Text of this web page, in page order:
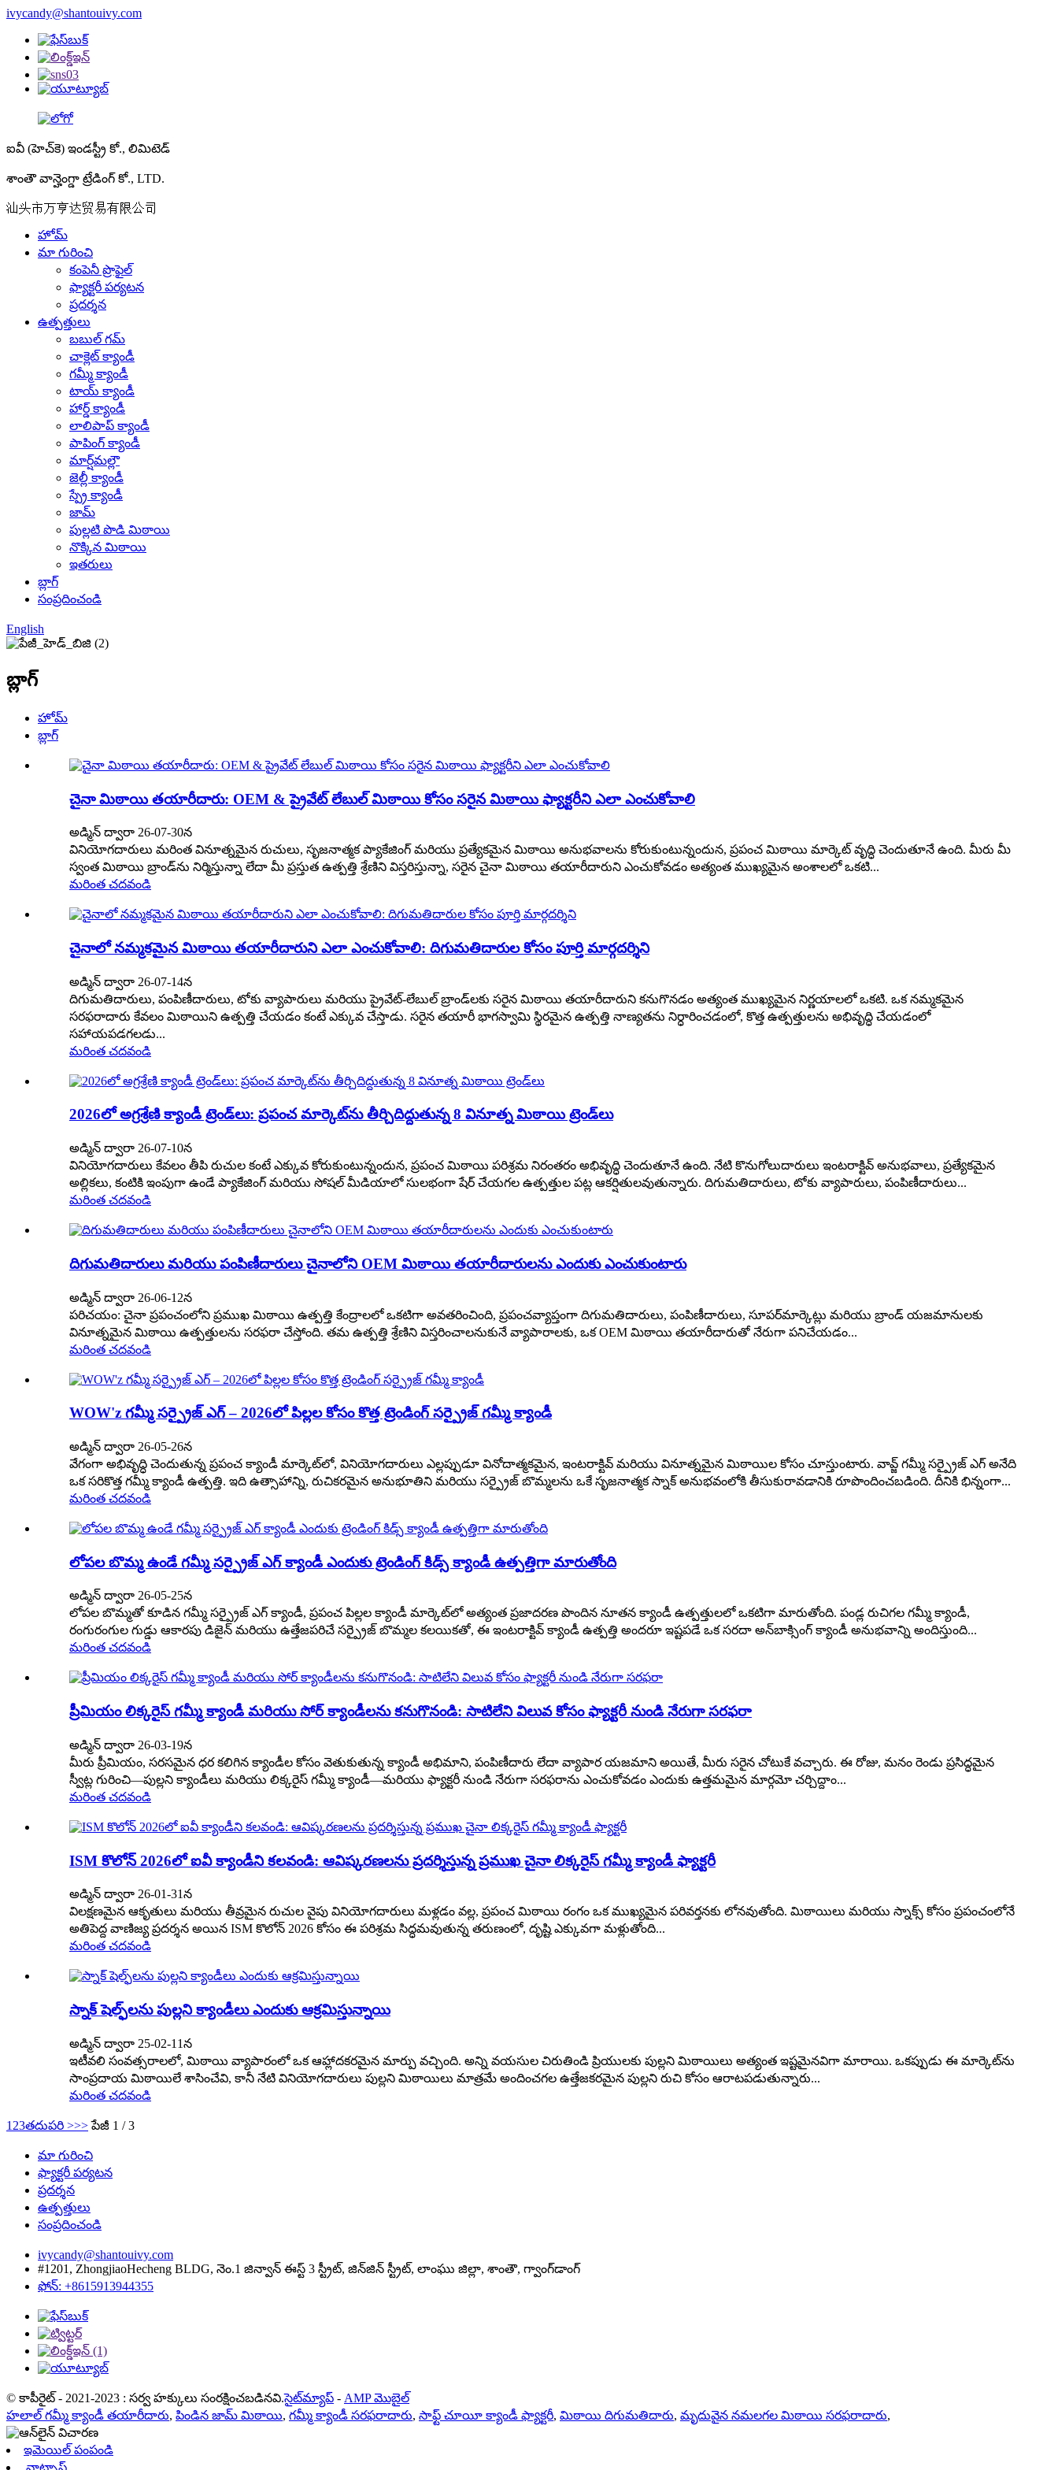
ivycandy@shantouivy.com
ఐవీ (హెచ్‌కె) ఇండస్ట్రీ కో., లిమిటెడ్
శాంతౌ వాన్హెంగ్డా ట్రేడింగ్ కో., LTD.
汕头市万亨达贸易有限公司
హోమ్
మా గురించి
కంపెనీ ప్రొఫైల్
ఫ్యాక్టరీ పర్యటన
ప్రదర్శన
ఉత్పత్తులు
బబుల్ గమ్
చాక్లెట్ క్యాండీ
గమ్మీ క్యాండీ
టాయ్ క్యాండీ
హార్డ్ క్యాండీ
లాలిపాప్ క్యాండీ
పాపింగ్ క్యాండీ
మార్ష్‌మల్లౌ
జెల్లీ క్యాండీ
స్ప్రే క్యాండీ
జామ్
పుల్లటి పొడి మిఠాయి
నొక్కిన మిఠాయి
ఇతరులు
బ్లాగ్
సంప్రదించండి
English
బ్లాగ్
హోమ్
బ్లాగ్
చైనా మిఠాయి తయారీదారు: OEM & ప్రైవేట్ లేబుల్ మిఠాయి కోసం సరైన మిఠాయి ఫ్యాక్టరీని ఎలా ఎంచుకోవాలి
అడ్మిన్ ద్వారా 26-07-30న
వినియోగదారులు మరింత వినూత్నమైన రుచులు, సృజనాత్మక ప్యాకేజింగ్ మరియు ప్రత్యేకమైన మిఠాయి అనుభవాలను కోరుకుంటున్నందున, ప్రపంచ మిఠాయి మార్కెట్ వృద్ధి చెందుతూనే ఉంది. మీరు మీ
స్వంత మిఠాయి బ్రాండ్‌ను నిర్మిస్తున్నా లేదా మీ ప్రస్తుత ఉత్పత్తి శ్రేణిని విస్తరిస్తున్నా, సరైన చైనా మిఠాయి తయారీదారుని ఎంచుకోవడం అత్యంత ముఖ్యమైన అంశాలలో ఒకటి...
మరింత చదవండి
చైనాలో నమ్మకమైన మిఠాయి తయారీదారుని ఎలా ఎంచుకోవాలి: దిగుమతిదారుల కోసం పూర్తి మార్గదర్శిని
అడ్మిన్ ద్వారా 26-07-14న
దిగుమతిదారులు, పంపిణీదారులు, టోకు వ్యాపారులు మరియు ప్రైవేట్-లేబుల్ బ్రాండ్‌లకు సరైన మిఠాయి తయారీదారుని కనుగొనడం అత్యంత ముఖ్యమైన నిర్ణయాలలో ఒకటి. ఒక నమ్మకమైన
సరఫరాదారు కేవలం మిఠాయిని ఉత్పత్తి చేయడం కంటే ఎక్కువ చేస్తాడు. సరైన తయారీ భాగస్వామి స్థిరమైన ఉత్పత్తి నాణ్యతను నిర్ధారించడంలో, కొత్త ఉత్పత్తులను అభివృద్ధి చేయడంలో
సహాయపడగలడు...
మరింత చదవండి
2026లో అగ్రశ్రేణి క్యాండీ ట్రెండ్‌లు: ప్రపంచ మార్కెట్‌ను తీర్చిదిద్దుతున్న 8 వినూత్న మిఠాయి ట్రెండ్‌లు
అడ్మిన్ ద్వారా 26-07-10న
వినియోగదారులు కేవలం తీపి రుచుల కంటే ఎక్కువ కోరుకుంటున్నందున, ప్రపంచ మిఠాయి పరిశ్రమ నిరంతరం అభివృద్ధి చెందుతూనే ఉంది. నేటి కొనుగోలుదారులు ఇంటరాక్టివ్ అనుభవాలు, ప్రత్యేకమైన
అల్లికలు, కంటికి ఇంపుగా ఉండే ప్యాకేజింగ్ మరియు సోషల్ మీడియాలో సులభంగా షేర్ చేయగల ఉత్పత్తుల పట్ల ఆకర్షితులవుతున్నారు. దిగుమతిదారులు, టోకు వ్యాపారులు, పంపిణీదారులు...
మరింత చదవండి
దిగుమతిదారులు మరియు పంపిణీదారులు చైనాలోని OEM మిఠాయి తయారీదారులను ఎందుకు ఎంచుకుంటారు
అడ్మిన్ ద్వారా 26-06-12న
పరిచయం: చైనా ప్రపంచంలోని ప్రముఖ మిఠాయి ఉత్పత్తి కేంద్రాలలో ఒకటిగా అవతరించింది, ప్రపంచవ్యాప్తంగా దిగుమతిదారులు, పంపిణీదారులు, సూపర్‌మార్కెట్లు మరియు బ్రాండ్ యజమానులకు
వినూత్నమైన మిఠాయి ఉత్పత్తులను సరఫరా చేస్తోంది. తమ ఉత్పత్తి శ్రేణిని విస్తరించాలనుకునే వ్యాపారాలకు, ఒక OEM మిఠాయి తయారీదారుతో నేరుగా పనిచేయడం...
మరింత చదవండి
WOW'z గమ్మీ సర్ప్రైజ్ ఎగ్ – 2026లో పిల్లల కోసం కొత్త ట్రెండింగ్ సర్ప్రైజ్ గమ్మీ క్యాండీ
అడ్మిన్ ద్వారా 26-05-26న
వేగంగా అభివృద్ధి చెందుతున్న ప్రపంచ క్యాండీ మార్కెట్‌లో, వినియోగదారులు ఎల్లప్పుడూ వినోదాత్మకమైన, ఇంటరాక్టివ్ మరియు వినూత్నమైన మిఠాయిల కోసం చూస్తుంటారు. వావ్జ్ గమ్మీ సర్ప్రైజ్ ఎగ్ అనేది
ఒక సరికొత్త గమ్మీ క్యాండీ ఉత్పత్తి. ఇది ఉత్సాహాన్ని, రుచికరమైన అనుభూతిని మరియు సర్ప్రైజ్ బొమ్మలను ఒకే సృజనాత్మక స్నాక్ అనుభవంలోకి తీసుకురావడానికి రూపొందించబడింది. దీనికి భిన్నంగా...
మరింత చదవండి
లోపల బొమ్మ ఉండే గమ్మీ సర్ప్రైజ్ ఎగ్ క్యాండీ ఎందుకు ట్రెండింగ్ కిడ్స్ క్యాండీ ఉత్పత్తిగా మారుతోంది
అడ్మిన్ ద్వారా 26-05-25న
లోపల బొమ్మతో కూడిన గమ్మీ సర్ప్రైజ్ ఎగ్ క్యాండీ, ప్రపంచ పిల్లల క్యాండీ మార్కెట్‌లో అత్యంత ప్రజాదరణ పొందిన నూతన క్యాండీ ఉత్పత్తులలో ఒకటిగా మారుతోంది. పండ్ల రుచిగల గమ్మీ క్యాండీ,
రంగురంగుల గుడ్డు ఆకారపు డిజైన్ మరియు ఉత్తేజపరిచే సర్ప్రైజ్ బొమ్మల కలయికతో, ఈ ఇంటరాక్టివ్ క్యాండీ ఉత్పత్తి అందరూ ఇష్టపడే ఒక సరదా అన్‌బాక్సింగ్ క్యాండీ అనుభవాన్ని అందిస్తుంది...
మరింత చదవండి
ప్రీమియం లిక్కరైస్ గమ్మీ క్యాండీ మరియు సోర్ క్యాండీలను కనుగొనండి: సాటిలేని విలువ కోసం ఫ్యాక్టరీ నుండి నేరుగా సరఫరా
అడ్మిన్ ద్వారా 26-03-19న
మీరు ప్రీమియం, సరసమైన ధర కలిగిన క్యాండీల కోసం వెతుకుతున్న క్యాండీ అభిమాని, పంపిణీదారు లేదా వ్యాపార యజమాని అయితే, మీరు సరైన చోటుకే వచ్చారు. ఈ రోజు, మనం రెండు ప్రసిద్ధమైన
స్వీట్ల గురించి—పుల్లని క్యాండీలు మరియు లిక్కరైస్ గమ్మీ క్యాండీ—మరియు ఫ్యాక్టరీ నుండి నేరుగా సరఫరాను ఎంచుకోవడం ఎందుకు ఉత్తమమైన మార్గమో చర్చిద్దాం...
మరింత చదవండి
ISM కొలోన్ 2026లో ఐవీ క్యాండీని కలవండి: ఆవిష్కరణలను ప్రదర్శిస్తున్న ప్రముఖ చైనా లిక్కరైస్ గమ్మీ క్యాండీ ఫ్యాక్టరీ
అడ్మిన్ ద్వారా 26-01-31న
విలక్షణమైన ఆకృతులు మరియు తీవ్రమైన రుచుల వైపు వినియోగదారులు మళ్లడం వల్ల, ప్రపంచ మిఠాయి రంగం ఒక ముఖ్యమైన పరివర్తనకు లోనవుతోంది. మిఠాయిలు మరియు స్నాక్స్ కోసం ప్రపంచంలోనే
అతిపెద్ద వాణిజ్య ప్రదర్శన అయిన ISM కొలోన్ 2026 కోసం ఈ పరిశ్రమ సిద్ధమవుతున్న తరుణంలో, దృష్టి ఎక్కువగా మళ్లుతోంది...
మరింత చదవండి
స్నాక్ షెల్ఫ్‌లను పుల్లని క్యాండీలు ఎందుకు ఆక్రమిస్తున్నాయి
అడ్మిన్ ద్వారా 25-02-11న
ఇటీవలి సంవత్సరాలలో, మిఠాయి వ్యాపారంలో ఒక ఆహ్లాదకరమైన మార్పు వచ్చింది. అన్ని వయసుల చిరుతిండి ప్రియులకు పుల్లని మిఠాయిలు అత్యంత ఇష్టమైనవిగా మారాయి. ఒకప్పుడు ఈ మార్కెట్‌ను
సాంప్రదాయ మిఠాయిలే శాసించేవి, కానీ నేటి వినియోగదారులు పుల్లని మిఠాయిలు మాత్రమే అందించగల ఉత్తేజకరమైన పుల్లని రుచి కోసం ఆరాటపడుతున్నారు...
మరింత చదవండి
1 23తదుపరి >>> పేజీ 1 / 3
మా గురించి
ఫ్యాక్టరీ పర్యటన
ప్రదర్శన
ఉత్పత్తులు
సంప్రదించండి
ivycandy@shantouivy.com
#1201, ZhongjiaoHecheng BLDG, నెం.1 జిన్వాన్ ఈస్ట్ 3 స్ట్రీట్, జిన్‌జిన్ స్ట్రీట్, లాంఘు జిల్లా, శాంతౌ, గ్వాంగ్‌డాంగ్
ఫోన్: +8615913944355
© కాపీరైట్ - 2021-2023 : సర్వ హక్కులు సంరక్షించబడినవి.సైట్‌మ్యాప్ - AMP మొబైల్
హలాల్ గమ్మీ క్యాండీ తయారీదారు, పిండిన జామ్ మిఠాయి, గమ్మీ క్యాండీ సరఫరాదారు, సాఫ్ట్ చూయీ క్యాండీ ఫ్యాక్టరీ, మిఠాయి దిగుమతిదారు, మృదువైన నమలగల మిఠాయి సరఫరాదారు,
ఇమెయిల్ పంపండి
వాట్సాప్